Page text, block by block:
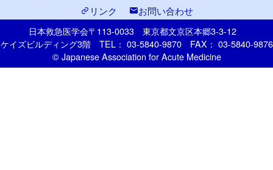
リンク
お問い合わせ
日本救急医学会〒113-0033 東京都文京区本郷3-3-12
ケイズビルディング3階 TEL： 03-5840-9870 FAX： 03-5840-9876
© Japanese Association for Acute Medicine